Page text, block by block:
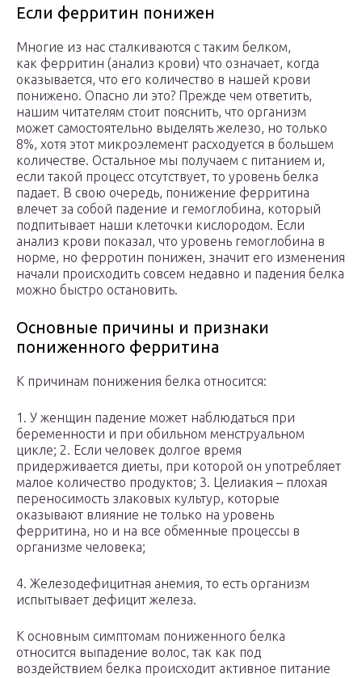
Если ферритин понижен
Многие из нас сталкиваются с таким белком,
как ферритин (анализ крови) что означает, когда
оказывается, что его количество в нашей крови
понижено. Опасно ли это? Прежде чем ответить,
нашим читателям стоит пояснить, что организм
может самостоятельно выделять железо, но только
8%, хотя этот микроэлемент расходуется в большем
количестве. Остальное мы получаем с питанием и,
если такой процесс отсутствует, то уровень белка
падает. В свою очередь, понижение ферритина
влечет за собой падение и гемоглобина, который
подпитывает наши клеточки кислородом. Если
анализ крови показал, что уровень гемоглобина в
норме, но ферротин понижен, значит его изменения
начали происходить совсем недавно и падения белка
можно быстро остановить.
Основные причины и признаки
пониженного ферритина
К причинам понижения белка относится:
1. У женщин падение может наблюдаться при
беременности и при обильном менструальном
цикле; 2. Если человек долгое время
придерживается диеты, при которой он употребляет
малое количество продуктов; 3. Целиакия – плохая
переносимость злаковых культур, которые
оказывают влияние не только на уровень
ферритина, но и на все обменные процессы в
организме человека;
4. Железодефицитная анемия, то есть организм
испытывает дефицит железа.
К основным симптомам пониженного белка
относится выпадение волос, так как под
воздействием белка происходит активное питание